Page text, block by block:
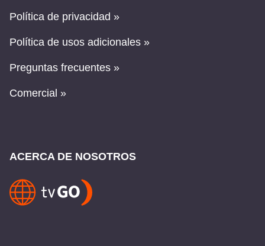
Política de privacidad »
Política de usos adicionales »
Preguntas frecuentes »
Comercial »
ACERCA DE NOSOTROS